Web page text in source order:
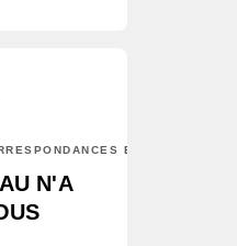
ET CHRONIQUES
N'A